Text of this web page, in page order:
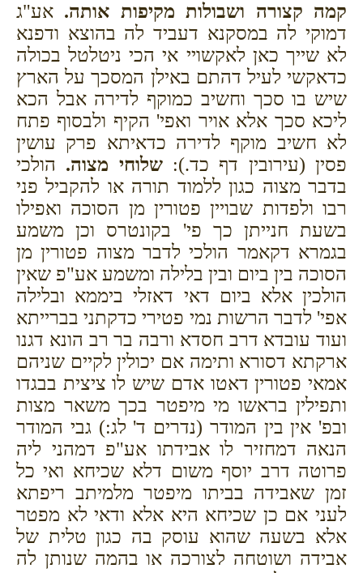
קמה קצורה ושבולות מקיפות אותה. אע"ג
דמוקי לה במסקנא דעביד לה בהוצא ודפנא
לא שייך כאן לאקשויי אי הכי ניטלטל בכולה
כדאקשי לעיל דהתם באילן המסכך על הארץ
שיש בו סכך וחשיב כמוקף לדירה אבל הכא
ליכא סכך אלא אויר ואפי' הקיף ולבסוף פתח
לא חשיב מוקף לדירה כדאיתא פרק עושין
פסין (עירובין דף כד.):שלוחי מצוה. הולכי
בדבר מצוה כגון ללמוד תורה או להקביל פני
רבו ולפדות שבויין פטורין מן הסוכה ואפילו
בשעת חנייתן כך פי' בקונטרס וכן משמע
בגמרא דקאמר הולכי לדבר מצוה פטורין מן
הסוכה בין ביום ובין בלילה ומשמע אע"פ שאין
הולכין אלא ביום דאי דאזלי ביממא ובלילה
אפי' לדבר הרשות נמי פטירי כדקתני בברייתא
ועוד עובדא דרב חסדא ורבה בר רב הונא דגנו
ארקתא דסורא ותימה אם יכולין לקיים שניהם
אמאי פטורין דאטו אדם שיש לו ציצית בבגדו
ותפילין בראשו מי מיפטר בכך משאר מצות
ובפ' אין בין המודר (נדרים ד' לג:) גבי המודר
הנאה דמחזיר לו אבידתו אע"פ דמהני ליה
פרוטה דרב יוסף משום דלא שכיחא ואי כל
זמן שאבידה בביתו מיפטר מלמיתב ריפתא
לעני אם כן שכיחא היא אלא ודאי לא מפטר
אלא בשעה שהוא עוסק בה כגון טלית של
אבידה ושוטחה לצורכה או בהמה שנותן לה